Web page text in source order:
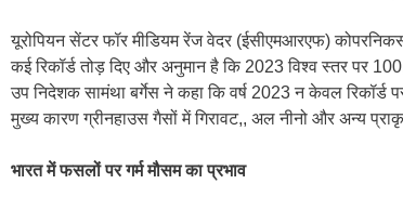
यूरोपियन सेंटर फॉर मीडियम रेंज वेदर (ईसीएमआरएफ)
कई रिकॉर्ड तोड़ दिए और अनुमान है कि 2023 विश्व स्तर पर
उप निदेशक सामंथा बर्गेस ने कहा कि वर्ष 2023 न केवल
मुख्य कारण ग्रीनहाउस गैसों में गिरावट,, अल नीनो और अन्य
भारत में फसलों पर गर्म मौसम का प्रभाव